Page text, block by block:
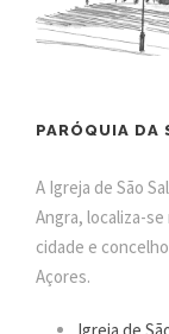
PARÓQUIA DA
A Igreja de São
Angra, localiza-
cidade e
Açores.